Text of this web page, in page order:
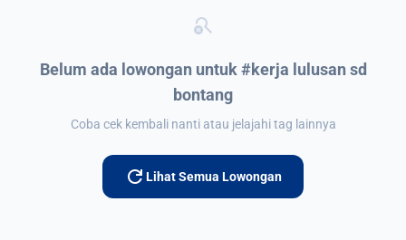
search_off
Belum ada lowongan untuk #kerja lulusan sd
bontang
Coba cek kembali nanti atau jelajahi tag lainnya
refresh Lihat Semua Lowongan